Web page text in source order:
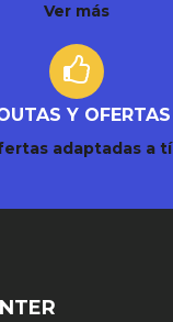
Ver más
Y OFERTAS
adaptadas a tí